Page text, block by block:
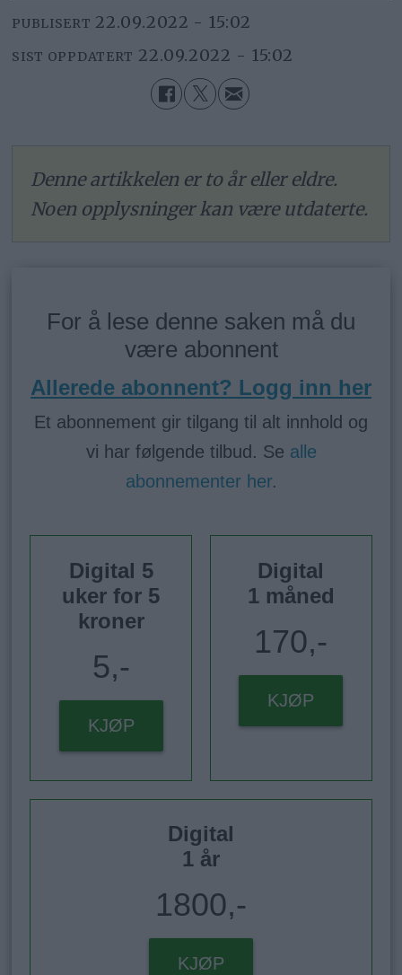
PUBLISERT 22.09.2022 - 15:02
SIST OPPDATERT 22.09.2022 - 15:02
Denne artikkelen er to år eller eldre.
Noen opplysninger kan være utdaterte.
For å lese denne saken må du
være abonnent
Allerede abonnent? Logg inn her
Et abonnement gir tilgang til alt innhold og
vi har følgende tilbud. Se alle
abonnementer her.
Digital 5
uker for 5
kroner
5,-
KJØP
Digital
1 måned
170,-
KJØP
Digital
1 år
1800,-
KJØP